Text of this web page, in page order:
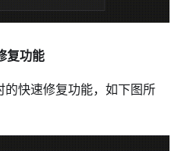
复功能
的快速修复功能，如下图所